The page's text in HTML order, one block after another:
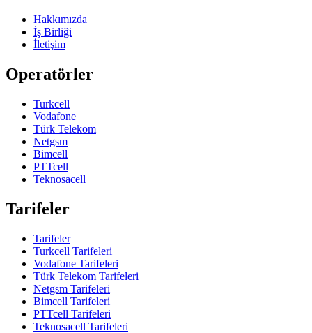
Hakkımızda
İş Birliği
İletişim
Operatörler
Turkcell
Vodafone
Türk Telekom
Netgsm
Bimcell
PTTcell
Teknosacell
Tarifeler
Tarifeler
Turkcell Tarifeleri
Vodafone Tarifeleri
Türk Telekom Tarifeleri
Netgsm Tarifeleri
Bimcell Tarifeleri
PTTcell Tarifeleri
Teknosacell Tarifeleri